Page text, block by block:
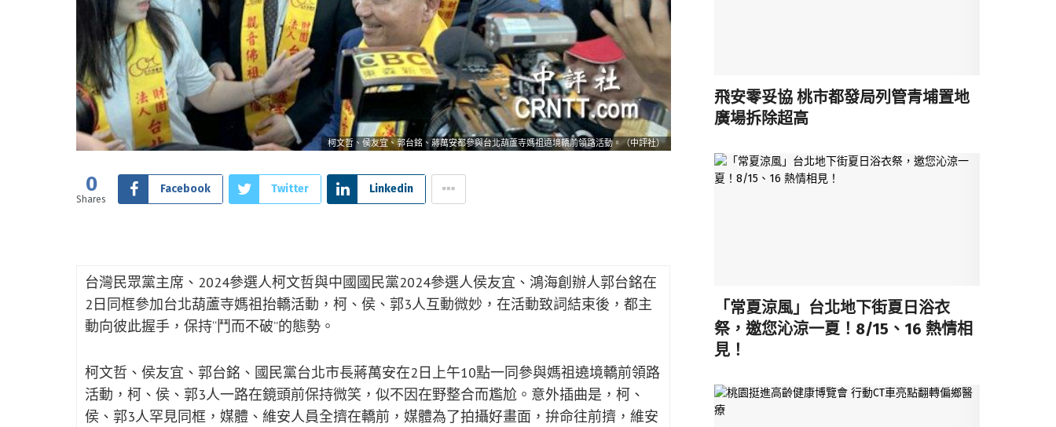
柯文哲、侯友宜、郭台銘、蔣萬安都參與台北葫蘆寺媽祖遶境轎前領路活動。（中評社）
0
Shares
Facebook Twitter Linkedin
台灣民眾黨主席、2024參選人柯文哲與中國國民黨2024參選人侯友宜、鴻海創辦人郭台銘在
2日同框參加台北葫蘆寺媽祖抬轎活動，柯、侯、郭3人互動微妙，在活動致詞結束後，都主
動向彼此握手，保持“鬥而不破”的態勢。
柯文哲、侯友宜、郭台銘、國民黨台北市長蔣萬安在2日上午10點一同參與媽祖遶境轎前領路
活動，柯、侯、郭3人一路在鏡頭前保持微笑，似不因在野整合而尷尬。意外插曲是，柯、
侯、郭3人罕見同框，媒體、維安人員全擠在轎前，媒體為了拍攝好畫面，拚命往前擠，維安
飛安零妥協 桃市都發局列管青埔置地
廣場拆除超高
「常夏涼風」台北地下街夏日浴衣
祭，邀您沁涼一夏！8/15、16 熱情相
見！